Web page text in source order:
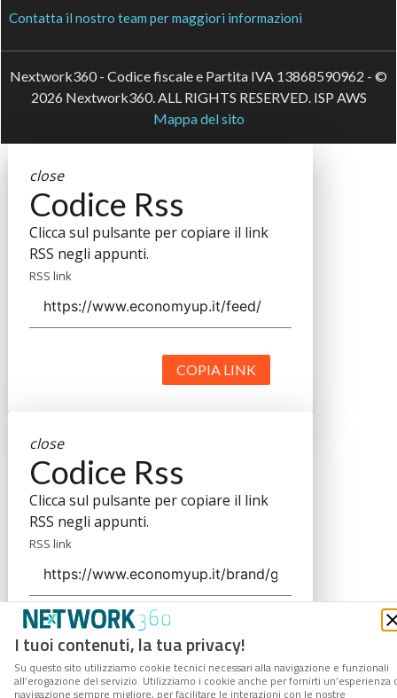
I tuoi contenuti, la tua privacy!
Su questo sito utilizziamo cookie tecnici necessari alla navigazione e funzionali
all’erogazione del servizio. Utilizziamo i cookie anche per fornirti un’esperienza
navigazione sempre migliore, per facilitare le interazioni con le nostre
Contatta il nostro team per maggiori informazioni
Nextwork360 - Codice fiscale e Partita IVA 13868590962 - ©
2026 Nextwork360. ALL RIGHTS RESERVED. ISP AWS
Mappa del sito
close
Codice Rss
Clicca sul pulsante per copiare il link
RSS negli appunti.
RSS link
COPIA LINK
close
Codice Rss
Clicca sul pulsante per copiare il link
RSS negli appunti.
RSS link
COPIA LINK